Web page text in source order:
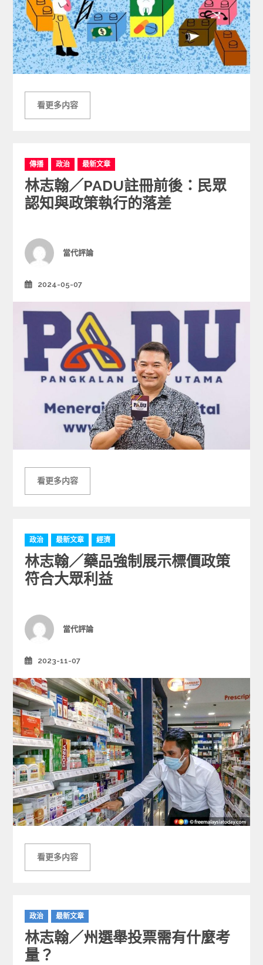
看更多内容
C
a
t
e
g
i
e
傳播 政治 最新文章
林志翰／PADU註冊前後：民眾
認知與政策執行的落差
Author
當代評論
2024-05-07
看更多内容
C
a
t
e
g
i
e
政治 最新文章 經濟
林志翰／藥品強制展示標價政策
符合大眾利益
Author
當代評論
2023-11-07
看更多内容
C
a
t
e
g
政治 最新文章
林志翰／州選舉投票需有什麼考
量？